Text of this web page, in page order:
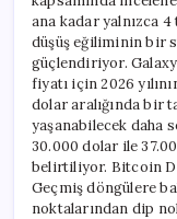
ana kadar yalnızca
düşüş eğiliminin bir
güçlendiriyor.
fiyatı için 2026
dolar aralığında bir
yaşanabilecek daha
30.000 dolar ile
belirtiliyor. Bitcoin
Geçmiş döngülere
noktalarından dip